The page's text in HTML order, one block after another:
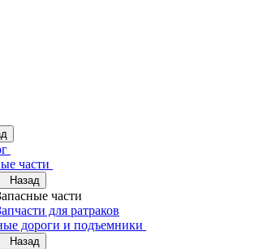
части
Назад
части
для ратраков
дороги и подъемники
Назад